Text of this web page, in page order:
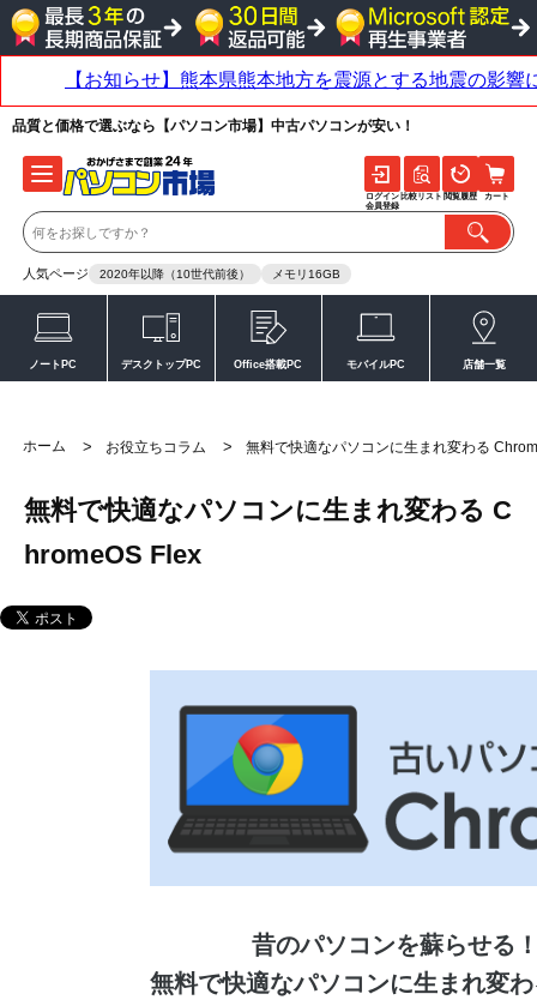
品質と価格で選ぶなら【パソコン市場】中古パソコンが安い！
人気ページ 2020年以降（10世代前後） メモリ16GB
ログイン
会員登録
比較リスト 閲覧履歴 カート
ノートPC デスクトップPC Office搭載PC モバイルPC 店舗一覧
ホーム > お役立ちコラム > 無料で快適なパソコンに生まれ変わる
無料で快適なパソコンに生まれ変わる C
hromeOS Flex
昔のパソコンを蘇らせる
無料で快適なパソコンに生まれ変